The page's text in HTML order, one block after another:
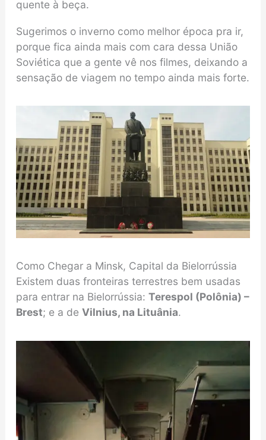
quente à beça.
Sugerimos o inverno como melhor época pra ir,
porque fica ainda mais com cara dessa União
Soviética que a gente vê nos filmes, deixando a
sensação de viagem no tempo ainda mais forte.
Como Chegar a Minsk, Capital da Bielorrússia
Existem duas fronteiras terrestres bem usadas
para entrar na Bielorrússia: Terespol (Polônia) –
Brest; e a de Vilnius, na Lituânia.